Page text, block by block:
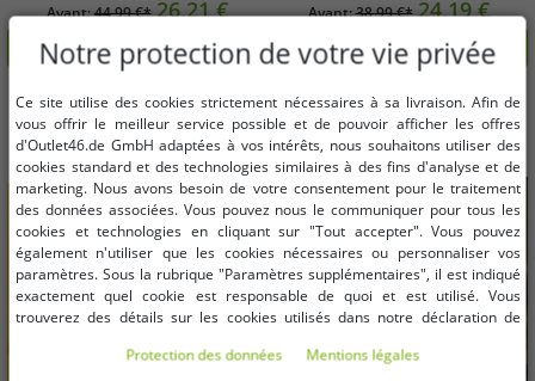
Avant:44,99 €* 26,21 €
dans le panier
Avant:38,99 €* 24,19 €
dans le panier
-30% -23%
Notre protection de votre vie privée
Ce site utilise des cookies strictement nécessaires à sa livraison. Afin de
vous offrir le meilleur service possible et de pouvoir afficher les offres
d'Outlet46.de GmbH adaptées à vos intérêts, nous souhaitons utiliser des
cookies standard et des technologies similaires à des fins d'analyse et de
marketing. Nous avons besoin de votre consentement pour le traitement
des données associées. Vous pouvez nous le communiquer pour tous les
cookies et technologies en cliquant sur "Tout accepter". Vous pouvez
également n'utiliser que les cookies nécessaires ou personnaliser vos
paramètres. Sous la rubrique "Paramètres supplémentaires", il est indiqué
exactement quel cookie est responsable de quoi et est utilisé. Vous
trouverez des détails sur les cookies utilisés dans notre déclaration de
consentement à tout moment. Les coordonnées se trouvent dans les
Protection des données Mentions légales